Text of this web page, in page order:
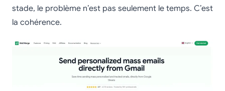
stade, le problème n’est pas seulement le temps. C’est
la cohérence.